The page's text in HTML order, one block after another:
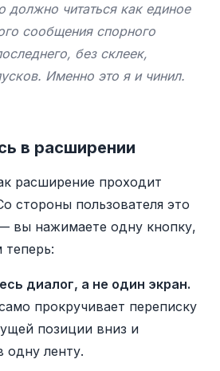
должно читаться как единое
сообщения спорного
без склеек,
Именно это я и чинил.
в расширении
расширение проходит
стороны пользователя это
вы нажимаете одну кнопку,
диалог, а не один экран.
прокручивает переписку
позиции вниз и
одну ленту.